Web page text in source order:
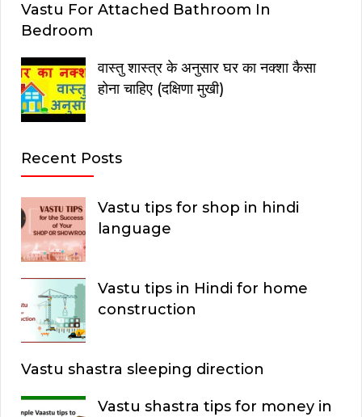
Vastu For Attached Bathroom In
Bedroom
वास्तु शास्त्र के अनुसार घर का नक्शा कैसा
होना चाहिए (दक्षिणा मुखी)
Recent Posts
Vastu tips for shop in hindi
language
Vastu tips in Hindi for home
construction
Vastu shastra sleeping direction
Vastu shastra tips for money in